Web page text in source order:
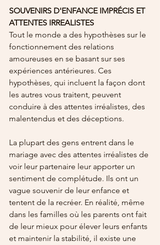
SOUVENIRS D'ENFANCE IMPRÉCIS ET
ATTENTES IRREALISTES
Tout le monde a des hypothèses sur le
fonctionnement des relations
amoureuses en se basant sur ses
expériences antérieures. Ces
hypothèses, qui incluent la façon dont
les autres vous traitent, peuvent
conduire à des attentes irréalistes, des
malentendus et des déceptions.
La plupart des gens entrent dans le
mariage avec des attentes irréalistes de
voir leur partenaire leur apporter un
sentiment de complétude. Ils ont un
vague souvenir de leur enfance et
tentent de la recréer. En réalité, même
dans les familles où les parents ont fait
de leur mieux pour élever leurs enfants
et maintenir la stabilité, il existe une